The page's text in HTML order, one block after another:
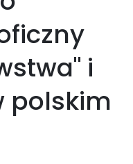
i
polskim